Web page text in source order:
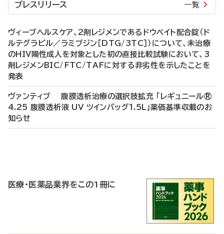
プレスリリース 一覧
ヴィーブヘルスケア、2剤レジメンであるドウベイト配合錠（ド
ルテグラビル／ラミブジン［DTG/3TC］）について、未治療
のHIV陽性成人を対象とした初の直接比較試験において、3
剤レジメンBIC/FTC/TAFに対する非劣性を示したことを
発表
ヴァンティブ 腹膜透析治療の選択肢拡充 「レギュニール®
4.25 腹膜透析液 UV ツインバッグ1.5L」薬価基準収載のお
知らせ
医療・医薬品業界をこの1冊に